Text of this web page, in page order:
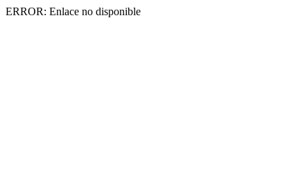
ERROR: Enlace no disponible